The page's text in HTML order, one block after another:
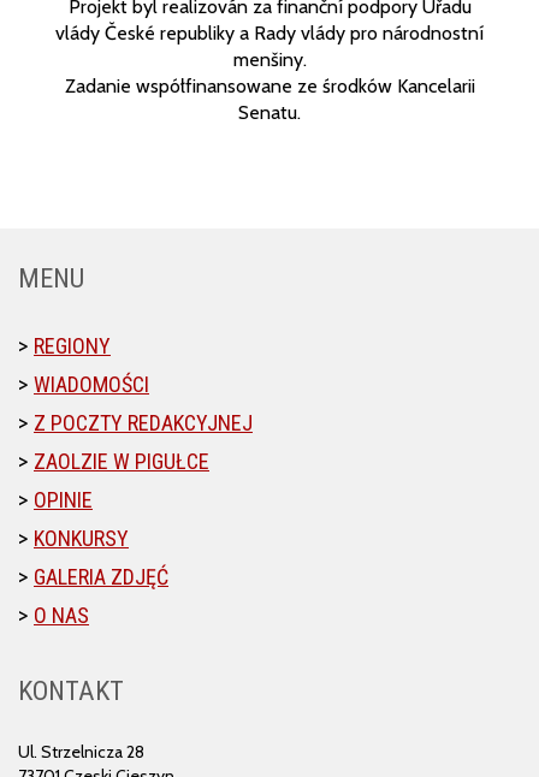
Projekt byl realizován za finanční podpory Úřadu
vlády České republiky a Rady vlády pro národnostní
menšiny.
Zadanie współfinansowane ze środków Kancelarii
Senatu.
MENU
REGIONY
WIADOMOŚCI
Z POCZTY REDAKCYJNEJ
ZAOLZIE W PIGUŁCE
OPINIE
KONKURSY
GALERIA ZDJĘĆ
O NAS
KONTAKT
Ul. Strzelnicza 28